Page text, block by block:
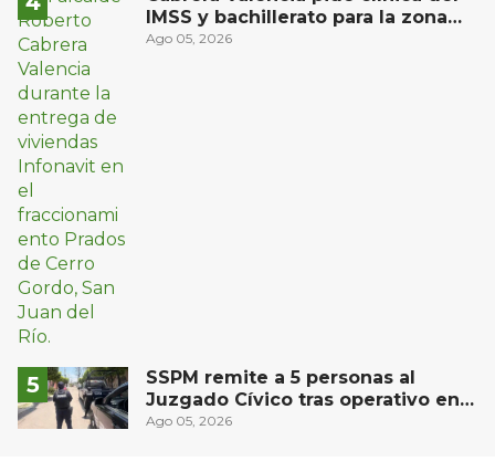
IMSS y bachillerato para la zona
oriente de San Juan del Río
Ago 05, 2026
SSPM remite a 5 personas al
Juzgado Cívico tras operativo en
San Juan del Río
Ago 05, 2026